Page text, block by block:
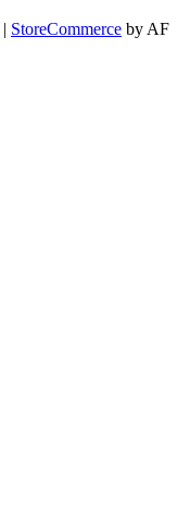
StoreCommerce by AF